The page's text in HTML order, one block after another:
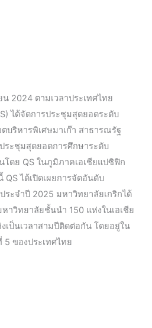
ตามเวลาประเทศไทย
ได้จัดการประชุมสุดยอดระดับ
บริหารพิเศษมาเก๊า สาธารณรัฐ
ระชุมสุดยอดการศึกษาระดับ
ดย QS ในภูมิภาคเอเชียแปซิฟิก
ได้เปิดเผยการจัดอันดับ
ระจำปี 2025 มหาวิทยาลัยเกริกได้
าวิทยาลัยชั้นนำ 150 แห่งในเอเชีย
เป็นเวลาสามปีติดต่อกัน โดยอยู่ใน
ของประเทศไทย